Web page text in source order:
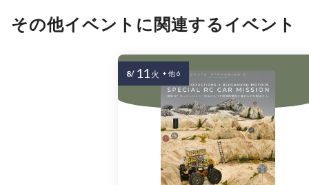
その他イベントに関連するイベント
8/ 11 火 + 他 6